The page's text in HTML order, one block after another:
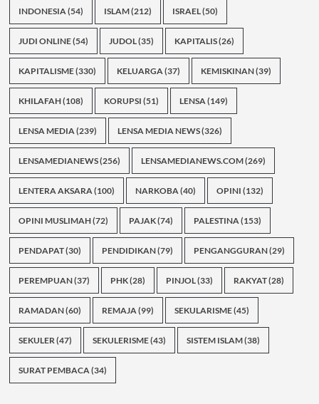
INDONESIA(54) ISLAM(212) ISRAEL(50)
JUDI ONLINE(54) JUDOL(35) KAPITALIS(26)
KAPITALISME(330) KELUARGA(37) KEMISKINAN(39)
KHILAFAH(108) KORUPSI (51) LENSA(149)
LENSA MEDIA(239) LENSA MEDIA NEWS(326)
LENSAMEDIANEWS(256) LENSAMEDIANEWS.COM(269)
LENTERA AKSARA(100) NARKOBA(40) OPINI (132)
OPINI MUSLIMAH(72) PAJAK(74) PALESTINA(153)
PENDAPAT(30) PENDIDIKAN(79) PENGANGGURAN(29)
PEREMPUAN(37) PHK(28) PINJOL(33) RAKYAT(28)
RAMADAN(60) REMAJA(99) SEKULARISME(45)
SEKULER(47) SEKULERISME(43) SISTEM ISLAM(38)
SURAT PEMBACA(34)